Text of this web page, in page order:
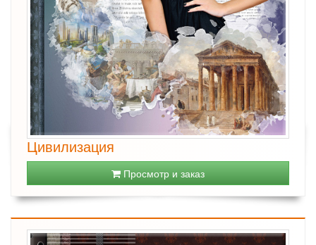
Цивилизация
Просмотр и заказ